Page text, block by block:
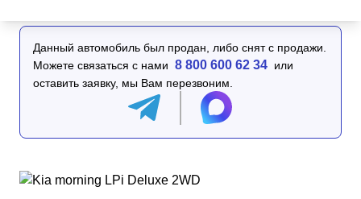
Данный автомобиль был продан, либо снят с продажи.
Можете связаться с нами 8 800 600 62 34 или
оставить заявку, мы Вам перезвоним.